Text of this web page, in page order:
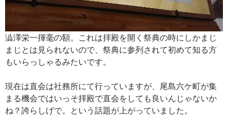
澁澤栄一揮毫の額。これは拝殿を開く祭典の時にしかまじ
まじとは見られないので、祭典に参列されて初めて知る方
もいらっしゃるみたいです。
現在は直会は社務所にて行っていますが、尾島六ケ町が集
まる機会ではいっそ拝殿で直会をしても良いんじゃないか
ね？誇らしげで。という話題が上がっていました。